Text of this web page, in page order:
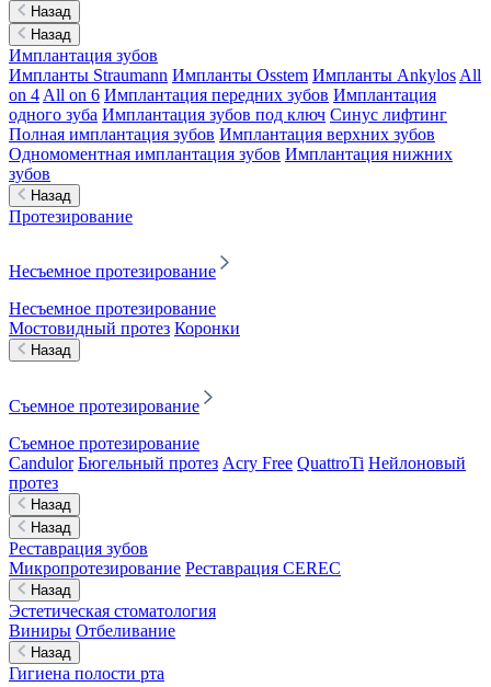
Назад
Назад
Имплантация зубов
Импланты Straumann Импланты Osstem Импланты Ankylos All
on 4 All on 6 Имплантация передних зубов Имплантация
одного зуба Имплантация зубов под ключ Синус лифтинг
Полная имплантация зубов Имплантация верхних зубов
Одномоментная имплантация зубов Имплантация нижних
зубов
Назад
Протезирование
Несъемное протезирование
Несъемное протезирование
Мостовидный протез Коронки
Назад
Съемное протезирование
Съемное протезирование
Candulor Бюгельный протез Acry Free QuattroTi Нейлоновый
протез
Назад
Назад
Реставрация зубов
Микропротезирование Реставрация CEREC
Назад
Эстетическая стоматология
Виниры Отбеливание
Назад
Гигиена полости рта